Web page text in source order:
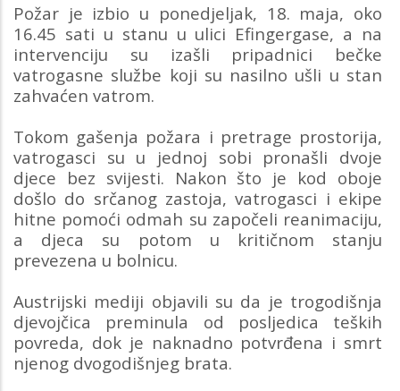
Požar je izbio u ponedjeljak, 18. maja, oko
16.45 sati u stanu u ulici Efingergase, a na
intervenciju su izašli pripadnici bečke
vatrogasne službe koji su nasilno ušli u stan
zahvaćen vatrom.
Tokom gašenja požara i pretrage prostorija,
vatrogasci su u jednoj sobi pronašli dvoje
djece bez svijesti. Nakon što je kod oboje
došlo do srčanog zastoja, vatrogasci i ekipe
hitne pomoći odmah su započeli reanimaciju,
a djeca su potom u kritičnom stanju
prevezena u bolnicu.
Austrijski mediji objavili su da je trogodišnja
djevojčica preminula od posljedica teških
povreda, dok je naknadno potvrđena i smrt
njenog dvogodišnjeg brata.